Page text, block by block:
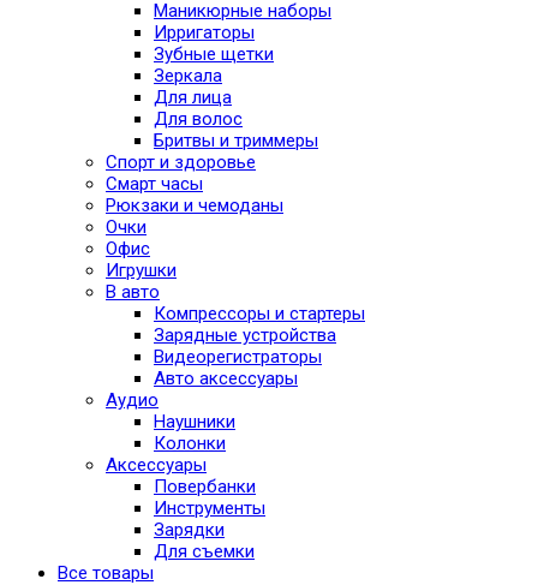
Маникюрные наборы
Ирригаторы
Зубные щетки
Зеркала
Для лица
Для волос
Бритвы и триммеры
Спорт и здоровье
Смарт часы
Рюкзаки и чемоданы
Очки
Офис
Игрушки
В авто
Компрессоры и стартеры
Зарядные устройства
Видеорегистраторы
Авто аксессуары
Аудио
Наушники
Колонки
Аксессуары
Повербанки
Инструменты
Зарядки
Для съемки
Все товары